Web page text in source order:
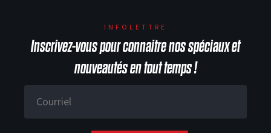
INFOLETTRE
Inscrivez-vous pour connaitre nos spéciaux et
nouveautés en tout temps !